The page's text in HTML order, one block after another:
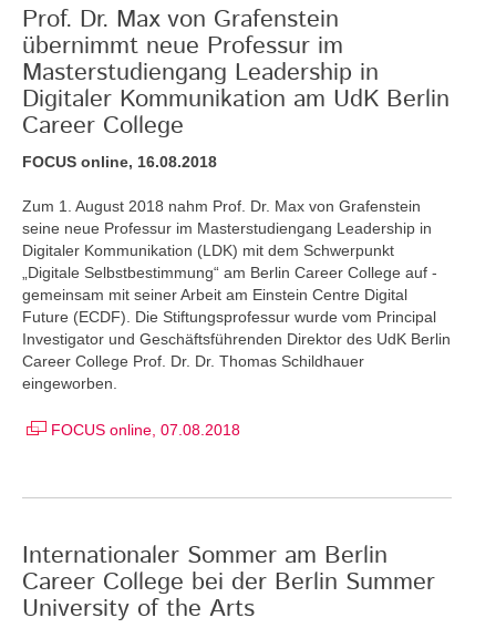
Prof. Dr. Max von Grafenstein
übernimmt neue Professur im
Masterstudiengang Leadership in
Digitaler Kommunikation am UdK Berlin
Career College
FOCUS online, 16.08.2018
Zum 1. August 2018 nahm Prof. Dr. Max von Grafenstein
seine neue Professur im Masterstudiengang Leadership in
Digitaler Kommunikation (LDK) mit dem Schwerpunkt
„Digitale Selbstbestimmung“ am Berlin Career College auf -
gemeinsam mit seiner Arbeit am Einstein Centre Digital
Future (ECDF). Die Stiftungsprofessur wurde vom Principal
Investigator und Geschäftsführenden Direktor des UdK Berlin
Career College Prof. Dr. Dr. Thomas Schildhauer
eingeworben.
FOCUS online, 07.08.2018
Internationaler Sommer am Berlin
Career College bei der Berlin Summer
University of the Arts